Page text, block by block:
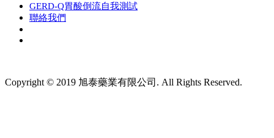
GERD-Q胃酸倒流自我測試
聯絡我們
Copyright © 2019 旭泰藥業有限公司. All Rights Reserved.